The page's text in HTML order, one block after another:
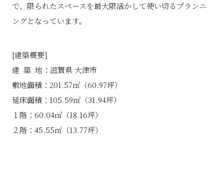
で、限られたスペースを最大限活かして使い切るプランニ
ングとなっています。
[建築概要]
建 築 地：滋賀県 大津市
敷地面積：201.57㎡（60.97坪）
延床面積：105.59㎡（31.94坪）
１階：60.04㎡（18.16坪）
２階：45.55㎡（13.77坪）